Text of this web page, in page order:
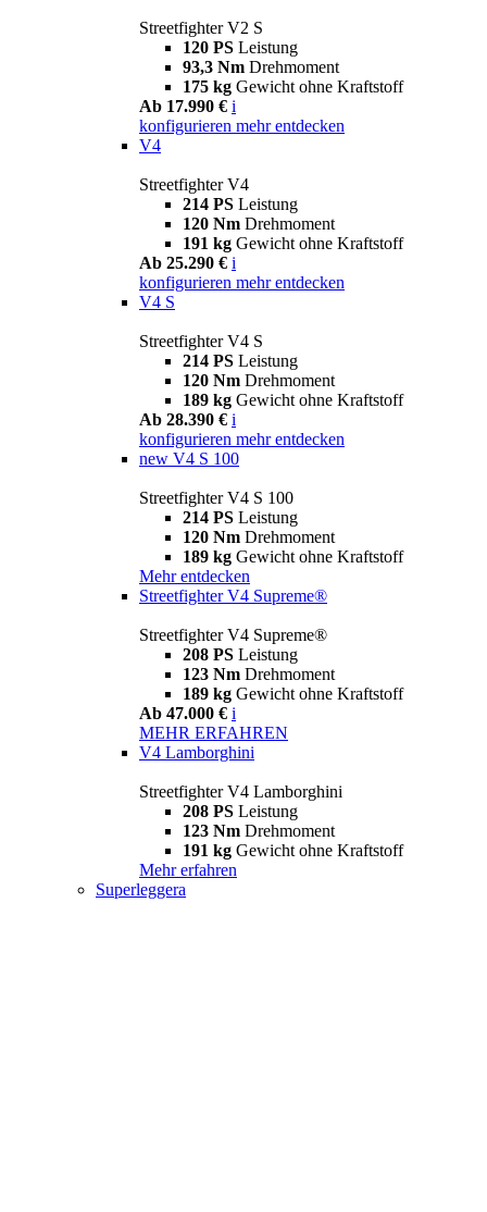
Streetfighter V2 S
120 PS Leistung
93,3 Nm Drehmoment
175 kg Gewicht ohne Kraftstoff
Ab 17.990 € i
konfigurieren mehr entdecken
V4
Streetfighter V4
214 PS Leistung
120 Nm Drehmoment
191 kg Gewicht ohne Kraftstoff
Ab 25.290 € i
konfigurieren mehr entdecken
V4 S
Streetfighter V4 S
214 PS Leistung
120 Nm Drehmoment
189 kg Gewicht ohne Kraftstoff
Ab 28.390 € i
konfigurieren mehr entdecken
new V4 S 100
Streetfighter V4 S 100
214 PS Leistung
120 Nm Drehmoment
189 kg Gewicht ohne Kraftstoff
Mehr entdecken
Streetfighter V4 Supreme®
Streetfighter V4 Supreme®
208 PS Leistung
123 Nm Drehmoment
189 kg Gewicht ohne Kraftstoff
Ab 47.000 € i
MEHR ERFAHREN
V4 Lamborghini
Streetfighter V4 Lamborghini
208 PS Leistung
123 Nm Drehmoment
191 kg Gewicht ohne Kraftstoff
Mehr erfahren
Superleggera